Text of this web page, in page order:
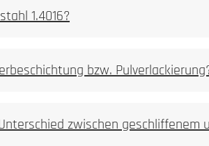
Unser Anspruch an ein Manufakturprodukt
1.4016?
bzw.
zwischen geschliffenem